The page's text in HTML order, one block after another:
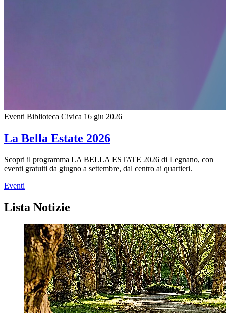
Eventi Biblioteca Civica 16 giu 2026
La Bella Estate 2026
Scopri il programma LA BELLA ESTATE 2026 di Legnano, con
eventi gratuiti da giugno a settembre, dal centro ai quartieri.
Eventi
Lista Notizie